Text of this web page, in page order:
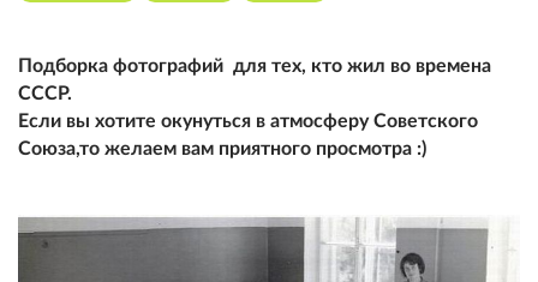
Подборка фотографий для тех, кто жил во времена
СССР.
Если вы хотите окунуться в атмосферу Советского
Союза,то желаем вам приятного просмотра :)